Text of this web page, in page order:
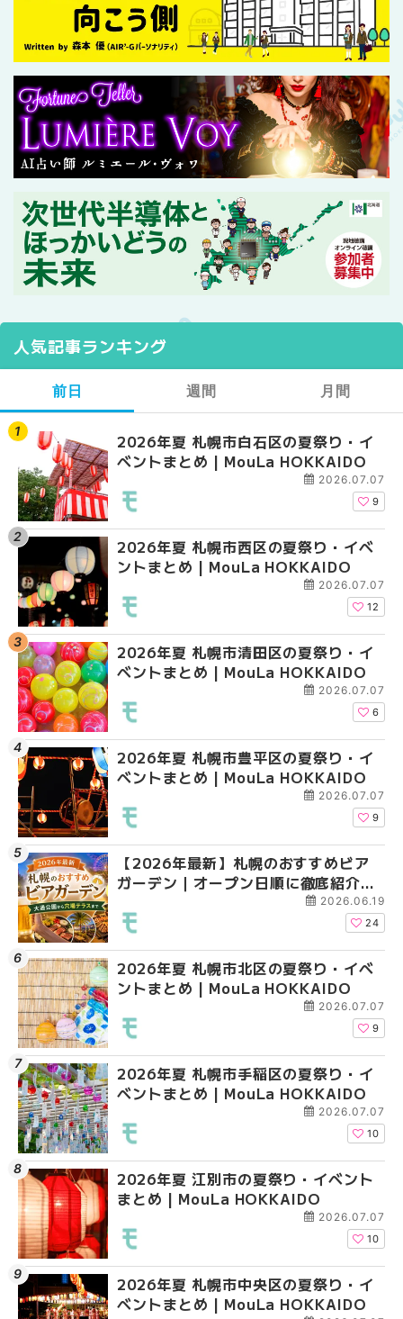
人気記事ランキング
前日
2026年夏 札幌市白石区の夏祭り・イ
ベントまとめ | MouLa HOKKAIDO
2026.07.07
9
2026年夏 札幌市西区の夏祭り・イベ
ントまとめ | MouLa HOKKAIDO
2026.07.07
12
2026年夏 札幌市清田区の夏祭り・イ
ベントまとめ | MouLa HOKKAIDO
2026.07.07
6
2026年夏 札幌市豊平区の夏祭り・イ
ベントまとめ | MouLa HOKKAIDO
2026.07.07
9
【2026年最新】札幌のおすすめビア
ガーデン｜オープン日順に徹底紹介！
大通公園から穴場テラスまで | MouLa
HOKKAIDO
2026.06.19
24
2026年夏 札幌市北区の夏祭り・イベ
ントまとめ | MouLa HOKKAIDO
2026.07.07
9
2026年夏 札幌市手稲区の夏祭り・イ
ベントまとめ | MouLa HOKKAIDO
2026.07.07
10
2026年夏 江別市の夏祭り・イベント
まとめ | MouLa HOKKAIDO
2026.07.07
10
2026年夏 札幌市中央区の夏祭り・イ
ベントまとめ | MouLa HOKKAIDO
週間
2026年夏 札幌市西区
ントまとめ | MouLa
【2026年最新】札幌
ガーデン｜オープン日
大通公園から穴場テ
2026年夏 札幌市白石
ベントまとめ |
2026年夏 札幌市手稲
ベントまとめ |
2026年夏 札幌市北区
ントまとめ | MouLa
2026年夏 札幌市清田
ベントまとめ |
2026年夏 札幌市豊平
ベントまとめ |
2026年夏 札幌市南区
ントまとめ | MouLa
2026年夏 札幌市中央
ベントまとめ |
月間
【2026年最新】札幌
ガーデン｜オープン日
大通公園から穴場テ
2026年夏 札幌市北区
ントまとめ | MouLa
2026年夏 札幌市白石
ベントまとめ |
2026年夏 札幌市西区
ントまとめ | MouLa
2026年夏 札幌市手稲
ベントまとめ |
2026年夏 札幌市清田
ベントまとめ |
札幌の麻辣湯（マーラ
め専門店6選！本場の
新店まで徹底比較 |
2026年夏 札幌市豊平
ベントまとめ |
【新千歳空港】新カー
業。「SUPER